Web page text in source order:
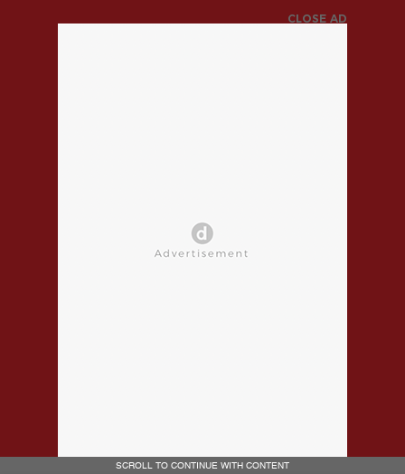
CLOSE AD
SCROLL TO CONTINUE WITH CONTENT